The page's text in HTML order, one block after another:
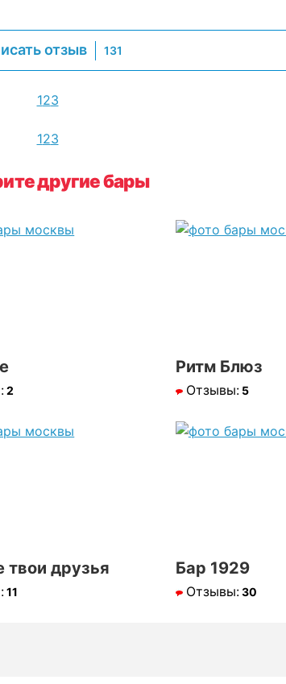
отзыв 131
123
123
другие бары
2
Ритм Блюз
Отзывы:5
твои друзья
11
Бар 1929
Отзывы:30